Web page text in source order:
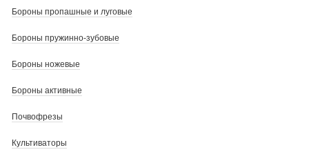
Бороны пропашные и луговые
Бороны пружинно-зубовые
Бороны ножевые
Бороны активные
Почвофрезы
Культиваторы